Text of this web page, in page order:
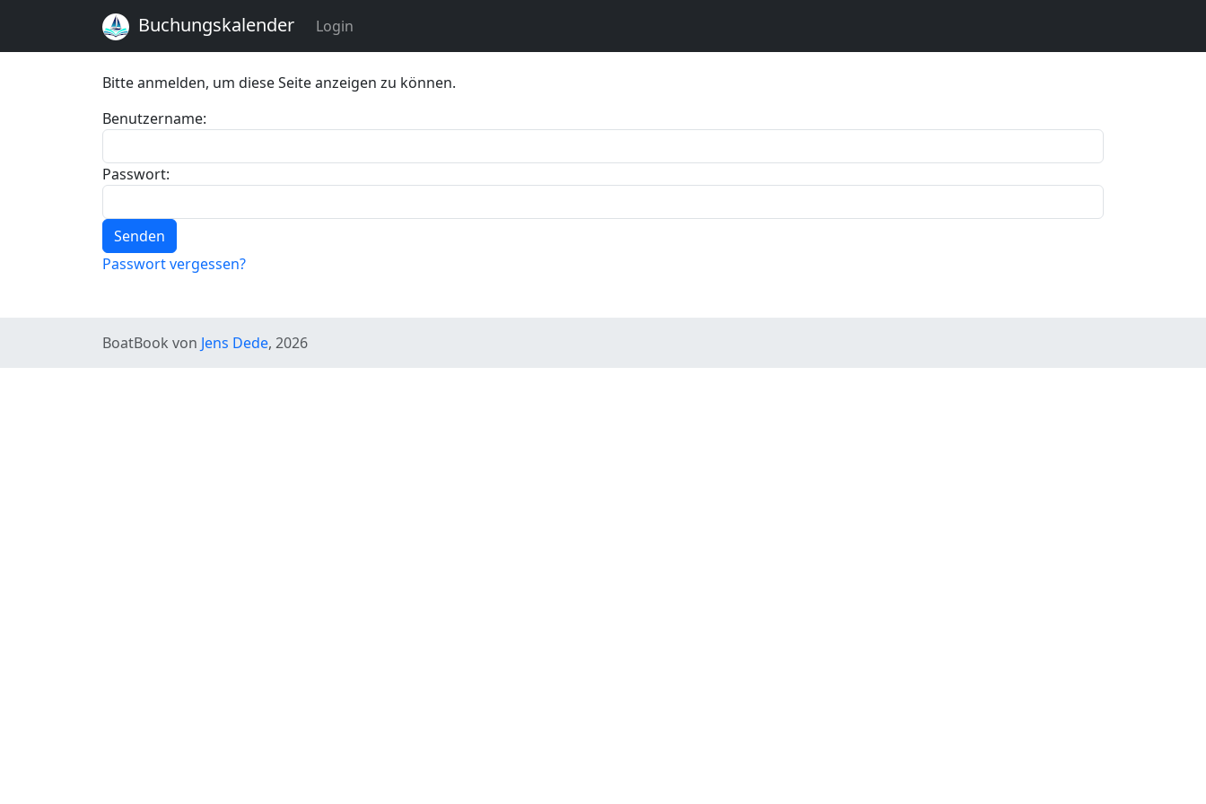
Buchungskalender Login
Bitte anmelden, um diese Seite anzeigen zu können.
Benutzername:
Passwort:
Senden
Passwort vergessen?
BoatBook von Jens Dede, 2026